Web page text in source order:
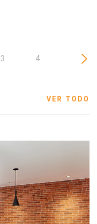
3 4
VER TODO